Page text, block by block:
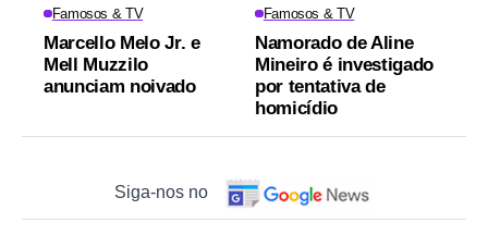
Famosos & TV
Marcello Melo Jr. e
Mell Muzzilo
anunciam noivado
Famosos & TV
Namorado de Aline
Mineiro é investigado
por tentativa de
homicídio
Siga-nos no